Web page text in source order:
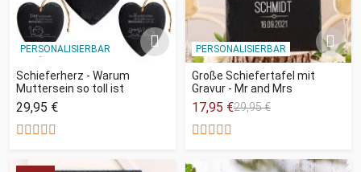
PERSONALISIERBAR
Schieferherz - Warum
Muttersein so toll ist
29,95 €
PERSONALISIERBAR
Große Schiefertafel mit
Gravur - Mr and Mrs
17,95 €29,95 €